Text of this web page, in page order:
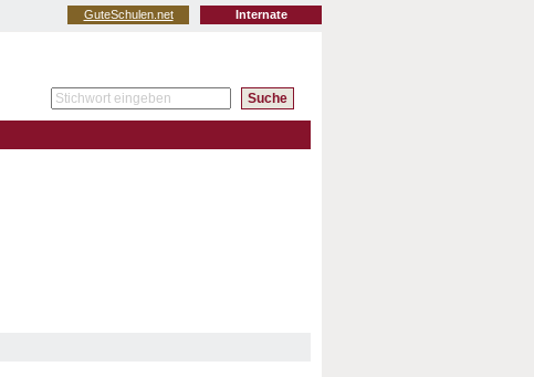
Internate
GuteSchulen.net